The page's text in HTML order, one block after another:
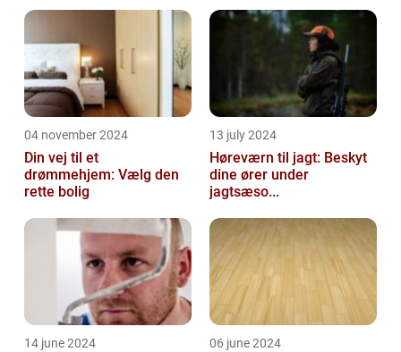
04 november 2024
Din vej til et
drømmehjem: Vælg den
rette bolig
13 july 2024
Høreværn til jagt: Beskyt
dine ører under
jagtsæso...
14 june 2024 06 june 2024